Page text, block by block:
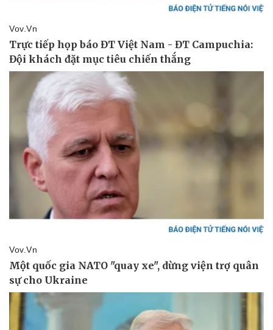
Pháp luật
Vụ án
Quân sự - Quốc phòng
Vũ khí